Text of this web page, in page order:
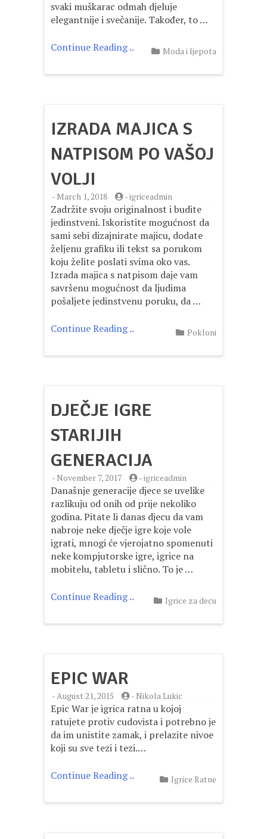
svaki muškarac odmah djeluje
elegantnije i svečanije. Također, to …
Continue Reading .. Moda i ljepota
IZRADA MAJICA S
NATPISOM PO VAŠOJ
VOLJI
- March 1, 2018 -igriceadmin
Zadržite svoju originalnost i budite
jedinstveni. Iskoristite mogućnost da
sami sebi dizajnirate majicu, dodate
željenu grafiku ili tekst sa porukom
koju želite poslati svima oko vas.
Izrada majica s natpisom daje vam
savršenu mogućnost da ljudima
pošaljete jedinstvenu poruku, da …
Continue Reading .. Pokloni
DJEČJE IGRE
STARIJIH
GENERACIJA
-November 7, 2017 -igriceadmin
Današnje generacije djece se uvelike
razlikuju od onih od prije nekoliko
godina. Pitate li danas djecu da vam
nabroje neke dječje igre koje vole
igrati, mnogi će vjerojatno spomenuti
neke kompjutorske igre, igrice na
mobitelu, tabletu i slično. To je …
Continue Reading .. Igrice za decu
EPIC WAR
-August 21, 2015 -Nikola Lukic
Epic War je igrica ratna u kojoj
ratujete protiv cudovista i potrebno je
da im unistite zamak, i prelazite nivoe
koji su sve tezi i tezi.…
Continue Reading .. Igrice Ratne